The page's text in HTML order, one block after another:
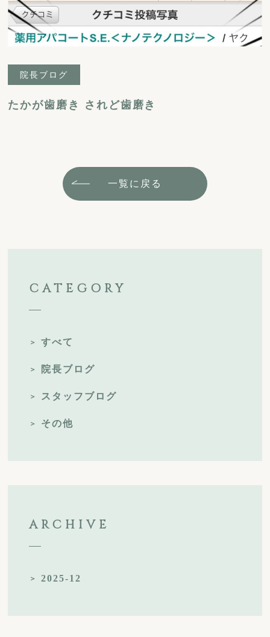
院長ブログ
たかが歯磨き されど歯磨き
一覧に戻る
CATEGORY
すべて
院長ブログ
スタッフブログ
その他
ARCHIVE
2025-12